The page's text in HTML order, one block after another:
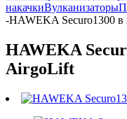
накачкиВулканизаторы
-HAWEKA Securo1300
HAWEKA
AirgoLift